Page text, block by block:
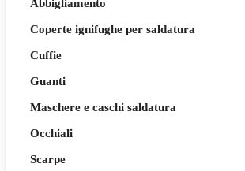
Abbigliamento
Coperte ignifughe per saldatura
Cuffie
Guanti
Maschere e caschi saldatura
Occhiali
Scarpe